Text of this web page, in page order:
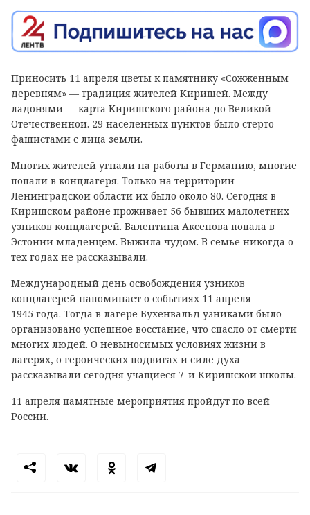
Приносить 11 апреля цветы к памятнику «Сожженным
деревням» — традиция жителей Киришей. Между
ладонями — карта Киришского района до Великой
Отечественной. 29 населенных пунктов было стерто
фашистами с лица земли.
Многих жителей угнали на работы в Германию, многие
попали в концлагеря. Только на территории
Ленинградской области их было около 80. Сегодня в
Киришском районе проживает 56 бывших малолетних
узников концлагерей. Валентина Аксенова попала в
Эстонии младенцем. Выжила чудом. В семье никогда о
тех годах не рассказывали.
Международный день освобождения узников
концлагерей напоминает о событиях 11 апреля
1945 года. Тогда в лагере Бухенвальд узниками было
организовано успешное восстание, что спасло от смерти
многих людей. О невыносимых условиях жизни в
лагерях, о героических подвигах и силе духа
рассказывали сегодня учащиеся 7-й Киришской школы.
11 апреля памятные мероприятия пройдут по всей
России.